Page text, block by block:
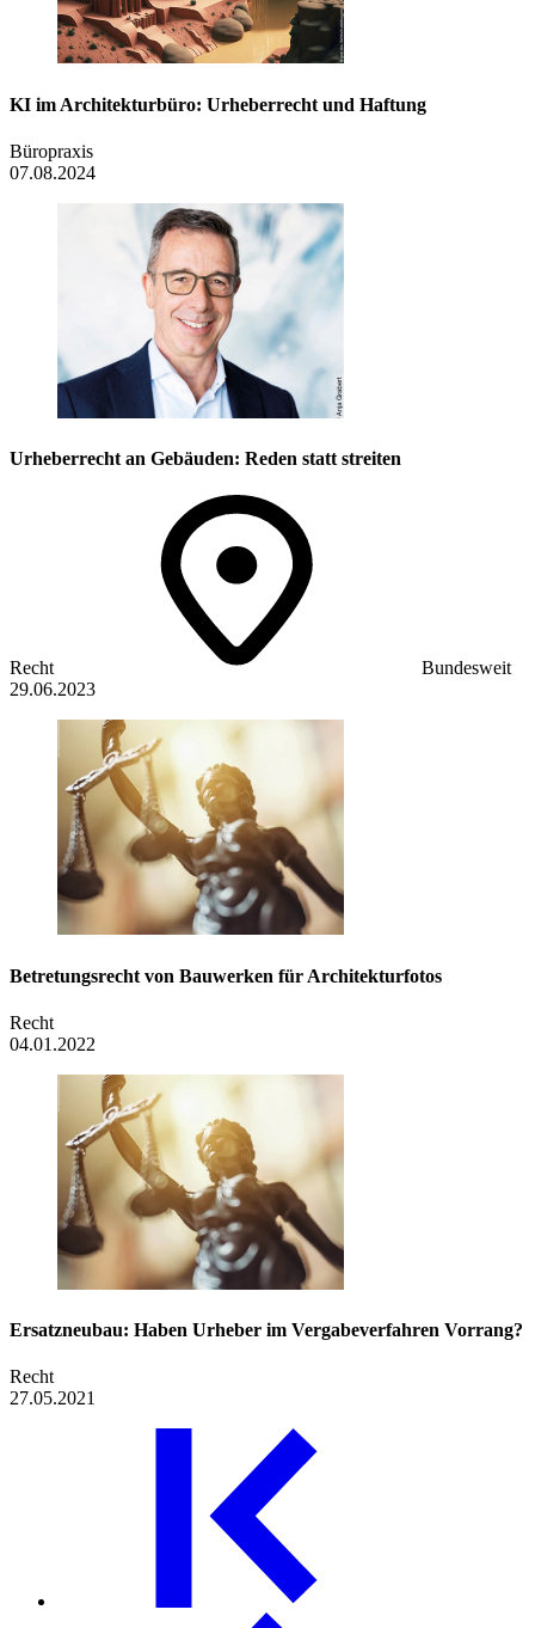
KI im Architekturbüro: Urheberrecht und Haftung
Büropraxis
07.08.2024
Urheberrecht an Gebäuden: Reden statt streiten
Recht
Bundesweit
29.06.2023
Betretungsrecht von Bauwerken für Architekturfotos
Recht
04.01.2022
Ersatzneubau: Haben Urheber im Vergabe­verfahren Vorrang?
Recht
27.05.2021